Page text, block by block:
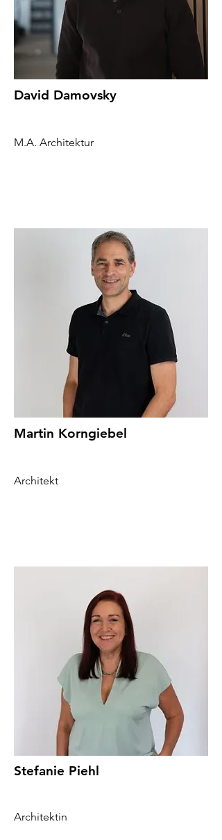
David Damovsky
M.A. Architektur
Martin Korngiebel
Architekt
Stefanie Piehl
Architektin